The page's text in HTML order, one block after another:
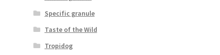
Specific granule
Taste of the Wild
Tropidog